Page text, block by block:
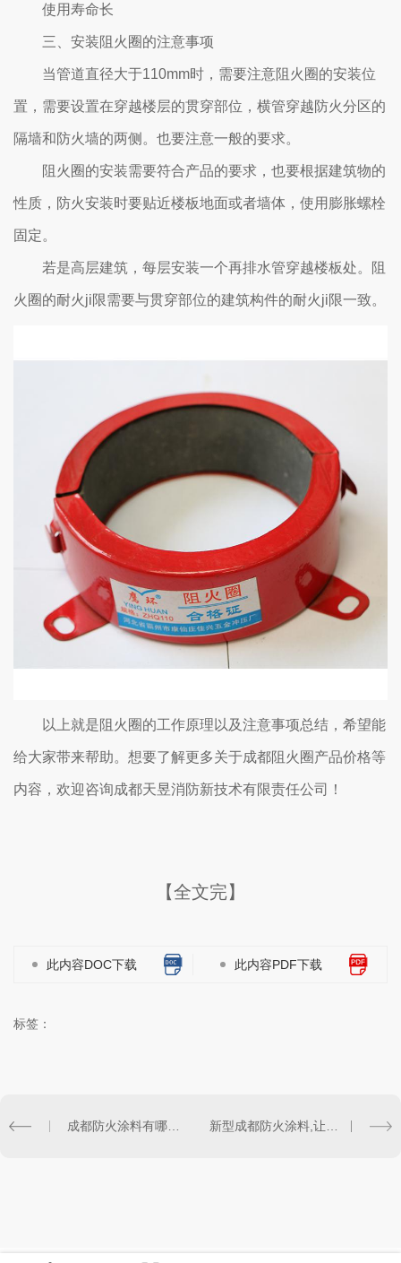
使用寿命长
三、安装阻火圈的注意事项
当管道直径大于110mm时，需要注意阻火圈的安装位
置，需要设置在穿越楼层的贯穿部位，横管穿越防火分区的
隔墙和防火墙的两侧。也要注意一般的要求。
阻火圈的安装需要符合产品的要求，也要根据建筑物的
性质，防火安装时要贴近楼板地面或者墙体，使用膨胀螺栓
固定。
若是高层建筑，每层安装一个再排水管穿越楼板处。阻
火圈的耐火ji限需要与贯穿部位的建筑构件的耐火ji限一致。
以上就是阻火圈的工作原理以及注意事项总结，希望能
给大家带来帮助。想要了解更多关于成都阻火圈产品价格等
内容，欢迎咨询成都天昱消防新技术有限责任公司！
【全文完】
此内容DOC下载 此内容PDF下载
标签：